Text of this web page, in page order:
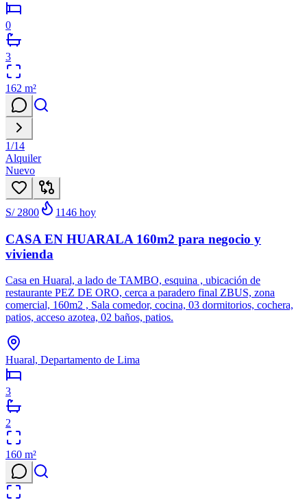
0
3
162 m²
1/14
Alquiler
Nuevo
S/ 2800 1146 hoy
CASA EN HUARALA 160m2 para negocio y
vivienda
Casa en Huaral, a lado de TAMBO, esquina , ubicación de
restaurante PEZ DE ORO, cerca a paradero final ZBUS, zona
comercial, 160m2 , Sala comedor, cocina, 03 dormitorios, cochera,
patios, acceso azotea, 02 baños, patios.
Huaral, Departamento de Lima
3
2
160 m²